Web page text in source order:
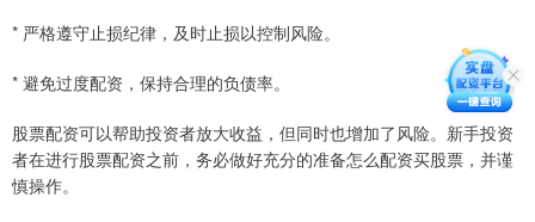
* 严格遵守止损纪律，及时止损以控制风险。
* 避免过度配资，保持合理的负债率。
股票配资可以帮助投资者放大收益，但同时也增加了风险。新手投资
者在进行股票配资之前，务必做好充分的准备怎么配资买股票，并谨
慎操作。